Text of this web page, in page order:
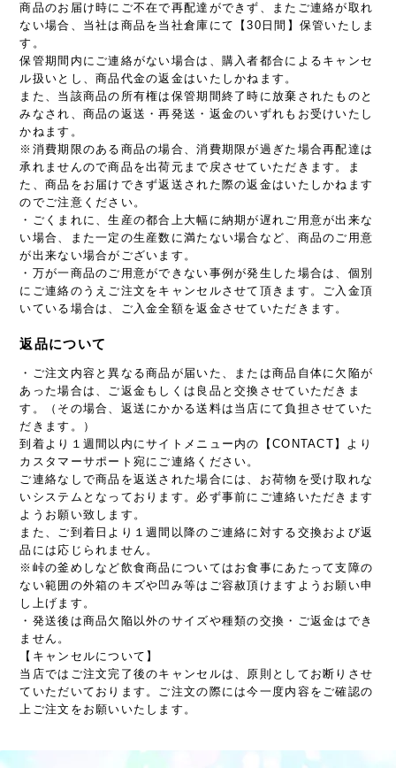
商品のお届け時にご不在で再配達ができず、またご連絡が取れ
ない場合、当社は商品を当社倉庫にて【30日間】保管いたしま
す。
保管期間内にご連絡がない場合は、購入者都合によるキャンセ
ル扱いとし、商品代金の返金はいたしかねます。
また、当該商品の所有権は保管期間終了時に放棄されたものと
みなされ、商品の返送・再発送・返金のいずれもお受けいたし
かねます。
※消費期限のある商品の場合、消費期限が過ぎた場合再配達は
承れませんので商品を出荷元まで戻させていただきます。ま
た、商品をお届けできず返送された際の返金はいたしかねます
のでご注意ください。
・ごくまれに、生産の都合上大幅に納期が遅れご用意が出来な
い場合、また一定の生産数に満たない場合など、商品のご用意
が出来ない場合がございます。
・万が一商品のご用意ができない事例が発生した場合は、個別
にご連絡のうえご注文をキャンセルさせて頂きます。ご入金頂
いている場合は、ご入金全額を返金させていただきます。
返品について
・ご注文内容と異なる商品が届いた、または商品自体に欠陥が
あった場合は、ご返金もしくは良品と交換させていただきま
す。（その場合、返送にかかる送料は当店にて負担させていた
だきます。）
到着より１週間以内にサイトメニュー内の【CONTACT】より
カスタマーサポート宛にご連絡ください。
ご連絡なしで商品を返送された場合には、お荷物を受け取れな
いシステムとなっております。必ず事前にご連絡いただきます
ようお願い致します。
また、ご到着日より１週間以降のご連絡に対する交換および返
品には応じられません。
※峠の釜めしなど飲食商品についてはお食事にあたって支障の
ない範囲の外箱のキズや凹み等はご容赦頂けますようお願い申
し上げます。
・発送後は商品欠陥以外のサイズや種類の交換・ご返金はでき
ません。
【キャンセルについて】
当店ではご注文完了後のキャンセルは、原則としてお断りさせ
ていただいております。ご注文の際には今一度内容をご確認の
上ご注文をお願いいたします。